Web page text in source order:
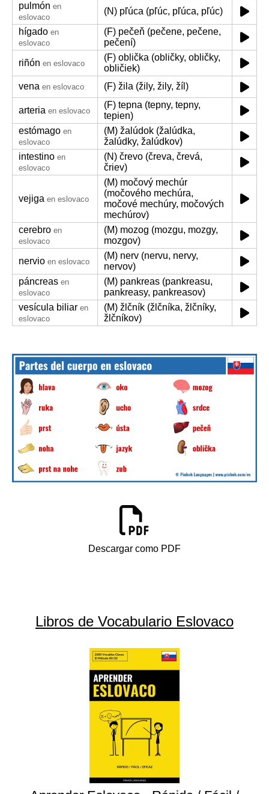
pulmón en
eslovaco
(N) pľúca (pľúc, pľúca, pľúc)
hígado en
eslovaco
(F) pečeň (pečene, pečene,
pečení)
riñón en eslovaco
(F) oblička (obličky, obličky,
obličiek)
vena en eslovaco (F) žila (žily, žily, žíl)
arteria en eslovaco
(F) tepna (tepny, tepny,
tepien)
estómago en
eslovaco
(M) žalúdok (žalúdka,
žalúdky, žalúdkov)
intestino en
eslovaco
(N) črevo (čreva, črevá,
čriev)
vejiga en eslovaco
(M) močový mechúr
(močového mechúra,
močové mechúry, močových
mechúrov)
cerebro en
eslovaco
(M) mozog (mozgu, mozgy,
mozgov)
nervio en eslovaco
(M) nerv (nervu, nervy,
nervov)
páncreas en
eslovaco
(M) pankreas (pankreasu,
pankreasy, pankreasov)
vesícula biliar en
eslovaco
(M) žlčník (žlčníka, žlčníky,
žlčníkov)
Descargar como PDF
Libros de Vocabulario Eslovaco